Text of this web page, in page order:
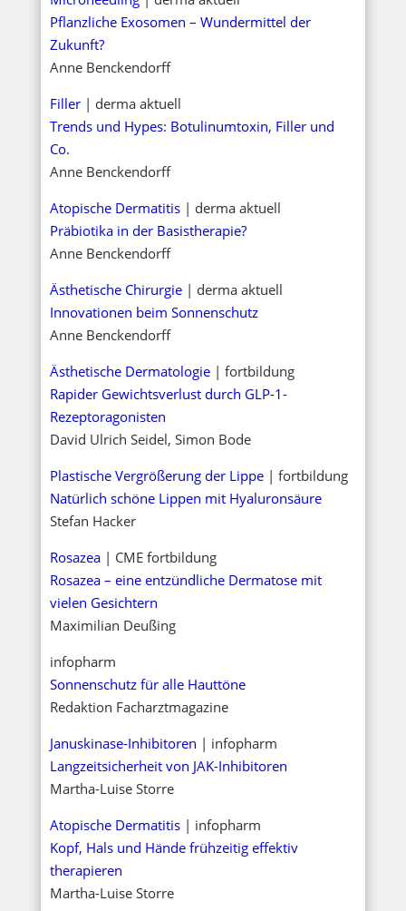
Pflanzliche Exosomen – Wundermittel der
Zukunft?
Anne Benckendorff
Filler| derma aktuell
Trends und Hypes: Botulinumtoxin, Filler und
Co.
Anne Benckendorff
Atopische Dermatitis| derma aktuell
Präbiotika in der Basistherapie?
Anne Benckendorff
Ästhetische Chirurgie| derma aktuell
Innovationen beim Sonnenschutz
Anne Benckendorff
Ästhetische Dermatologie| fortbildung
Rapider Gewichtsverlust durch GLP-1-
Rezeptoragonisten
David Ulrich Seidel, Simon Bode
Plastische Vergrößerung der Lippe| fortbildung
Natürlich schöne Lippen mit Hyaluronsäure
Stefan Hacker
Rosazea| CME fortbildung
Rosazea – eine entzündliche Dermatose mit
vielen Gesichtern
Maximilian Deußing
infopharm
Sonnenschutz für alle Hauttöne
Redaktion Facharztmagazine
Januskinase-Inhibitoren | infopharm
Langzeitsicherheit von JAK-Inhibitoren
Martha-Luise Storre
Atopische Dermatitis| infopharm
Kopf, Hals und Hände frühzeitig effektiv
therapieren
Martha-Luise Storre